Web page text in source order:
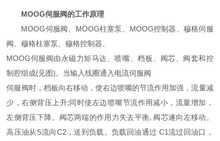
MOOG伺服阀的工作原理
MOOG伺服阀、MOOG柱塞泵、MOOG控制器、穆格伺服
阀、穆格柱塞泵、穆格控制器、
MOOG伺服阀由永磁力矩马达、喷嘴、档板、阀芯、阀套和控
制腔组成(见图)。当输入线圈通入电流伺服阀
伺服阀时，档板向右移动，使右边喷嘴的节流作用加强，流量减
少，右侧背压上升;同时使左边喷嘴节流作用减小，流量增加，
左侧背压下降。阀芯两端的作用力失去平衡, 阀芯遂向左移动。
高压油从S流向C2，送到负载。负载回油通过 C1流过回油口，